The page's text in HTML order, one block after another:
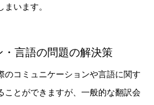
います。
言語の問題の解決策
のコミュニケーションや言語に関す
ことができますが、一般的な翻訳会